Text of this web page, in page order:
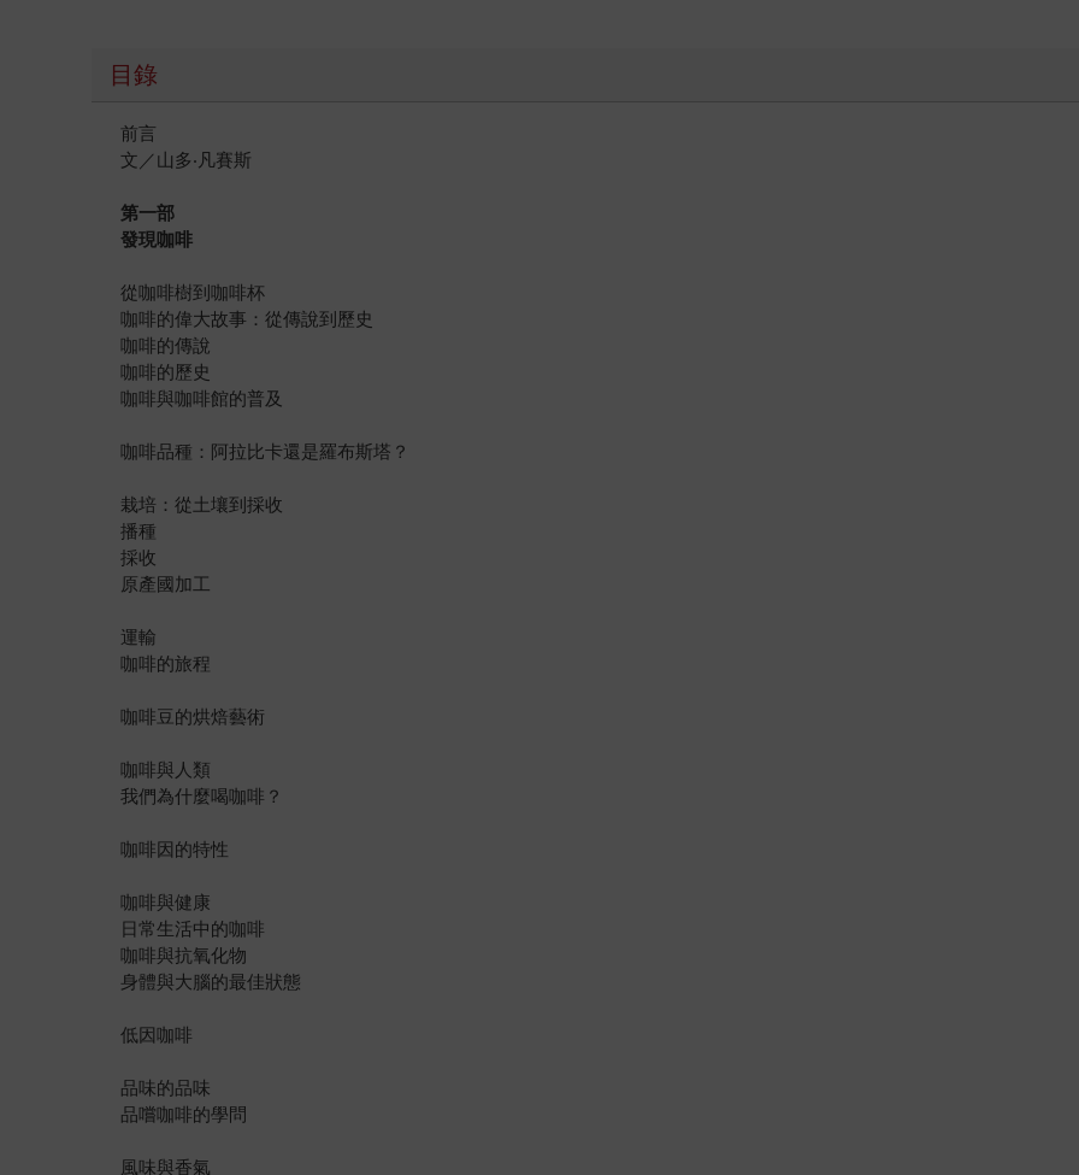
目錄
前言
文／山多‧凡賽斯
第一部
發現咖啡
從咖啡樹到咖啡杯
咖啡的偉大故事：從傳說到歷史
咖啡的傳說
咖啡的歷史
咖啡與咖啡館的普及
咖啡品種：阿拉比卡還是羅布斯塔？
栽培：從土壤到採收
播種
採收
原產國加工
運輸
咖啡的旅程
咖啡豆的烘焙藝術
咖啡與人類
我們為什麼喝咖啡？
咖啡因的特性
咖啡與健康
日常生活中的咖啡
咖啡與抗氧化物
身體與大腦的最佳狀態
低因咖啡
品味的品味
品嚐咖啡的學問
風味與香氣